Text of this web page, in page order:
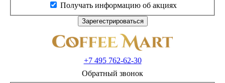
Получать информацию об акциях
+7 495762-62-30
Обратный звонок